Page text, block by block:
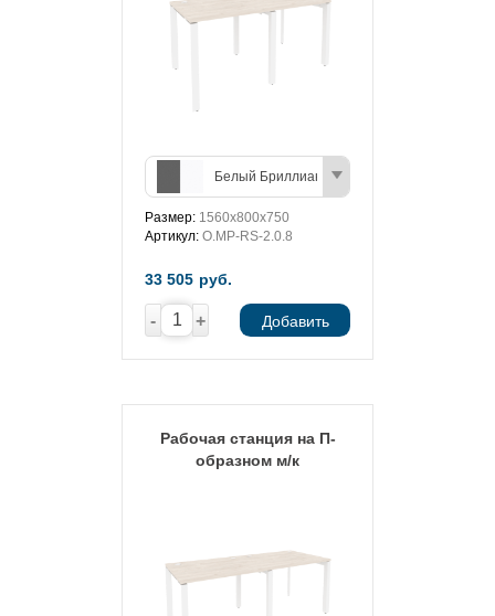
Белый Бриллиант/Антрацит
Размер: 1560х800х750
Артикул: O.MP-RS-2.0.8
33 505 руб.
- + Добавить
Рабочая станция на П-
образном м/к